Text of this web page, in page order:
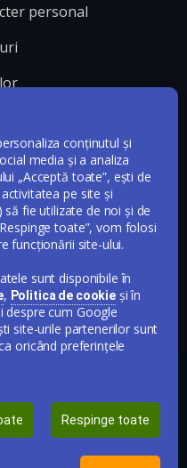
personal
drepturile rezervate 2020-
conținutul și
media și a analiza
„Acceptă toate”, ești de
pe site și
fie utilizate de noi și de
toate”, vom folosi
funcționării site-ului.
sunt disponibile în
, Politica de cookieși în
despre cum Google
site-urile partenerilor sunt
oricând preferințele
Respinge toate